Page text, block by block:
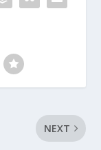
NEXT